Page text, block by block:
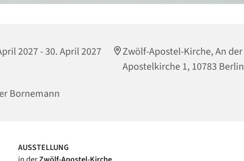
2027 - 30. April 2027
Zwölf-Apostel-Kirche, An der
Apostelkirche 1, 10783 Berlin
Bornemann
AUSSTELLUNG